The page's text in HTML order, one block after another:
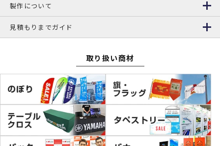
製作について
見積もりまでガイド
取り扱い商材